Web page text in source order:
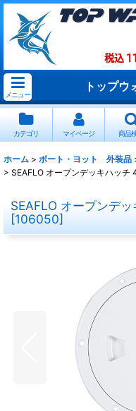
メニュー
トップウ
カテゴリ マイページ 商品
ホーム > ボート・ヨット 外装品
> SEAFLO オープンデッキハッチ
SEAFLO オープンデ
[106050]